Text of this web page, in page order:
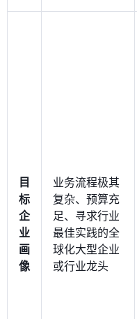
目
标
企
业
画
像
业务流程极其
复杂、预算充
足、寻求行业
最佳实践的全
球化大型企业
或行业龙头